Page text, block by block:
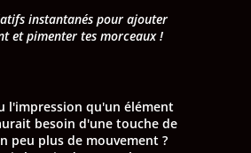
instantanés pour ajouter
et pimenter tes morceaux !
l'impression qu'un élément
besoin d'une touche de
peu plus de mouvement ?